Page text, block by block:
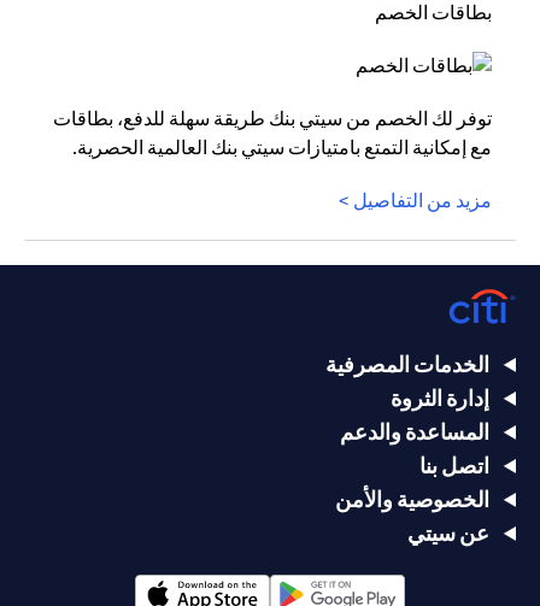
بطاقات الخصم
توفر لك الخصم من سيتي بنك طريقة سهلة للدفع، بطاقات
مع إمكانية التمتع بامتيازات سيتي بنك العالمية الحصرية.
مزيد من التفاصيل >
الخدمات المصرفية
إدارة الثروة
المساعدة والدعم
اتصل بنا
الخصوصية والأمن
عن سيتي